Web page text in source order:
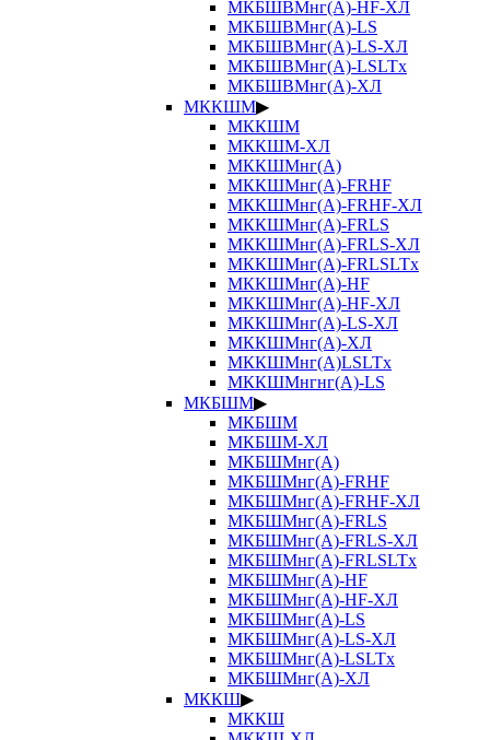
МКБШВМнг(А)-HF-ХЛ
МКБШВМнг(А)-LS
МКБШВМнг(А)-LS-ХЛ
МКБШВМнг(А)-LSLTx
МКБШВМнг(А)-ХЛ
МККШМ▶
МККШМ
МККШМ-ХЛ
МККШМнг(А)
МККШМнг(А)-FRHF
МККШМнг(А)-FRHF-ХЛ
МККШМнг(А)-FRLS
МККШМнг(А)-FRLS-ХЛ
МККШМнг(А)-FRLSLTx
МККШМнг(А)-HF
МККШМнг(А)-HF-ХЛ
МККШМнг(А)-LS-ХЛ
МККШМнг(А)-ХЛ
МККШМнг(А)LSLTx
МККШМнгнг(А)-LS
МКБШМ▶
МКБШМ
МКБШМ-ХЛ
МКБШМнг(А)
МКБШМнг(А)-FRHF
МКБШМнг(А)-FRHF-ХЛ
МКБШМнг(А)-FRLS
МКБШМнг(А)-FRLS-ХЛ
МКБШМнг(А)-FRLSLTx
МКБШМнг(А)-HF
МКБШМнг(А)-HF-ХЛ
МКБШМнг(А)-LS
МКБШМнг(А)-LS-ХЛ
МКБШМнг(А)-LSLTx
МКБШМнг(А)-ХЛ
МККШ▶
МККШ